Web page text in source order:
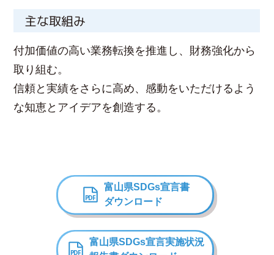
主な取組み
付加価値の高い業務転換を推進し、財務強化から
取り組む。
信頼と実績をさらに高め、感動をいただけるよう
な知恵とアイデアを創造する。
富山県SDGs宣言書
ダウンロード
富山県SDGs宣言実施状況